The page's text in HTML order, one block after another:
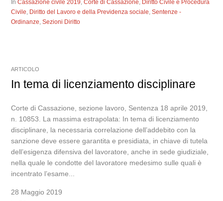
InCassazione civile 2019,Corte di Cassazione, Diritto Civile e Procedura
Civile, Diritto del Lavoro e della Previdenza sociale,Sentenze -
Ordinanze,Sezioni Diritto
ARTICOLO
In tema di licenziamento disciplinare
Corte di Cassazione, sezione lavoro, Sentenza 18 aprile 2019,
n. 10853. La massima estrapolata: In tema di licenziamento
disciplinare, la necessaria correlazione dell’addebito con la
sanzione deve essere garantita e presidiata, in chiave di tutela
dell’esigenza difensiva del lavoratore, anche in sede giudiziale,
nella quale le condotte del lavoratore medesimo sulle quali è
incentrato l’esame...
28 Maggio 2019